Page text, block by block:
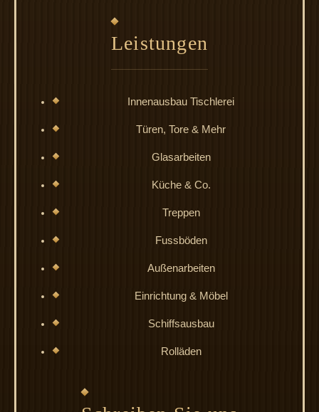
Leistungen
Innenausbau Tischlerei
Türen, Tore & Mehr
Glasarbeiten
Küche & Co.
Treppen
Fussböden
Außenarbeiten
Einrichtung & Möbel
Schiffsausbau
Rolläden